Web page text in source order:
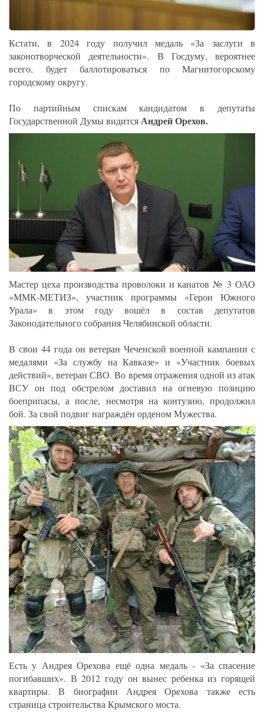
Кстати, в 2024 году получил медаль «За заслуги в
законотворческой деятельности». В Госдуму, вероятнее
всего, будет баллотироваться по Магнитогорскому
городскому округу.
По партийным спискам кандидатом в депутаты
Государственной Думы видится Андрей Орехов.
Мастер цеха производства проволоки и канатов № 3 ОАО
«ММК-МЕТИЗ», участник программы «Герои Южного
Урала» в этом году вошёл в состав депутатов
Законодательного собрания Челябинской области.
В свои 44 года он ветеран Чеченской военной кампании с
медалями «За службу на Кавказе» и «Участник боевых
действий», ветеран СВО. Во время отражения одной из атак
ВСУ он под обстрелом доставил на огневую позицию
боеприпасы, а после, несмотря на контузию, продолжил
бой. За свой подвиг награждён орденом Мужества.
Есть у Андрея Орехова ещё одна медаль - «За спасение
погибавших». В 2012 году он вынес ребенка из горящей
квартиры. В биографии Андрея Орехова также есть
страница строительства Крымского моста.